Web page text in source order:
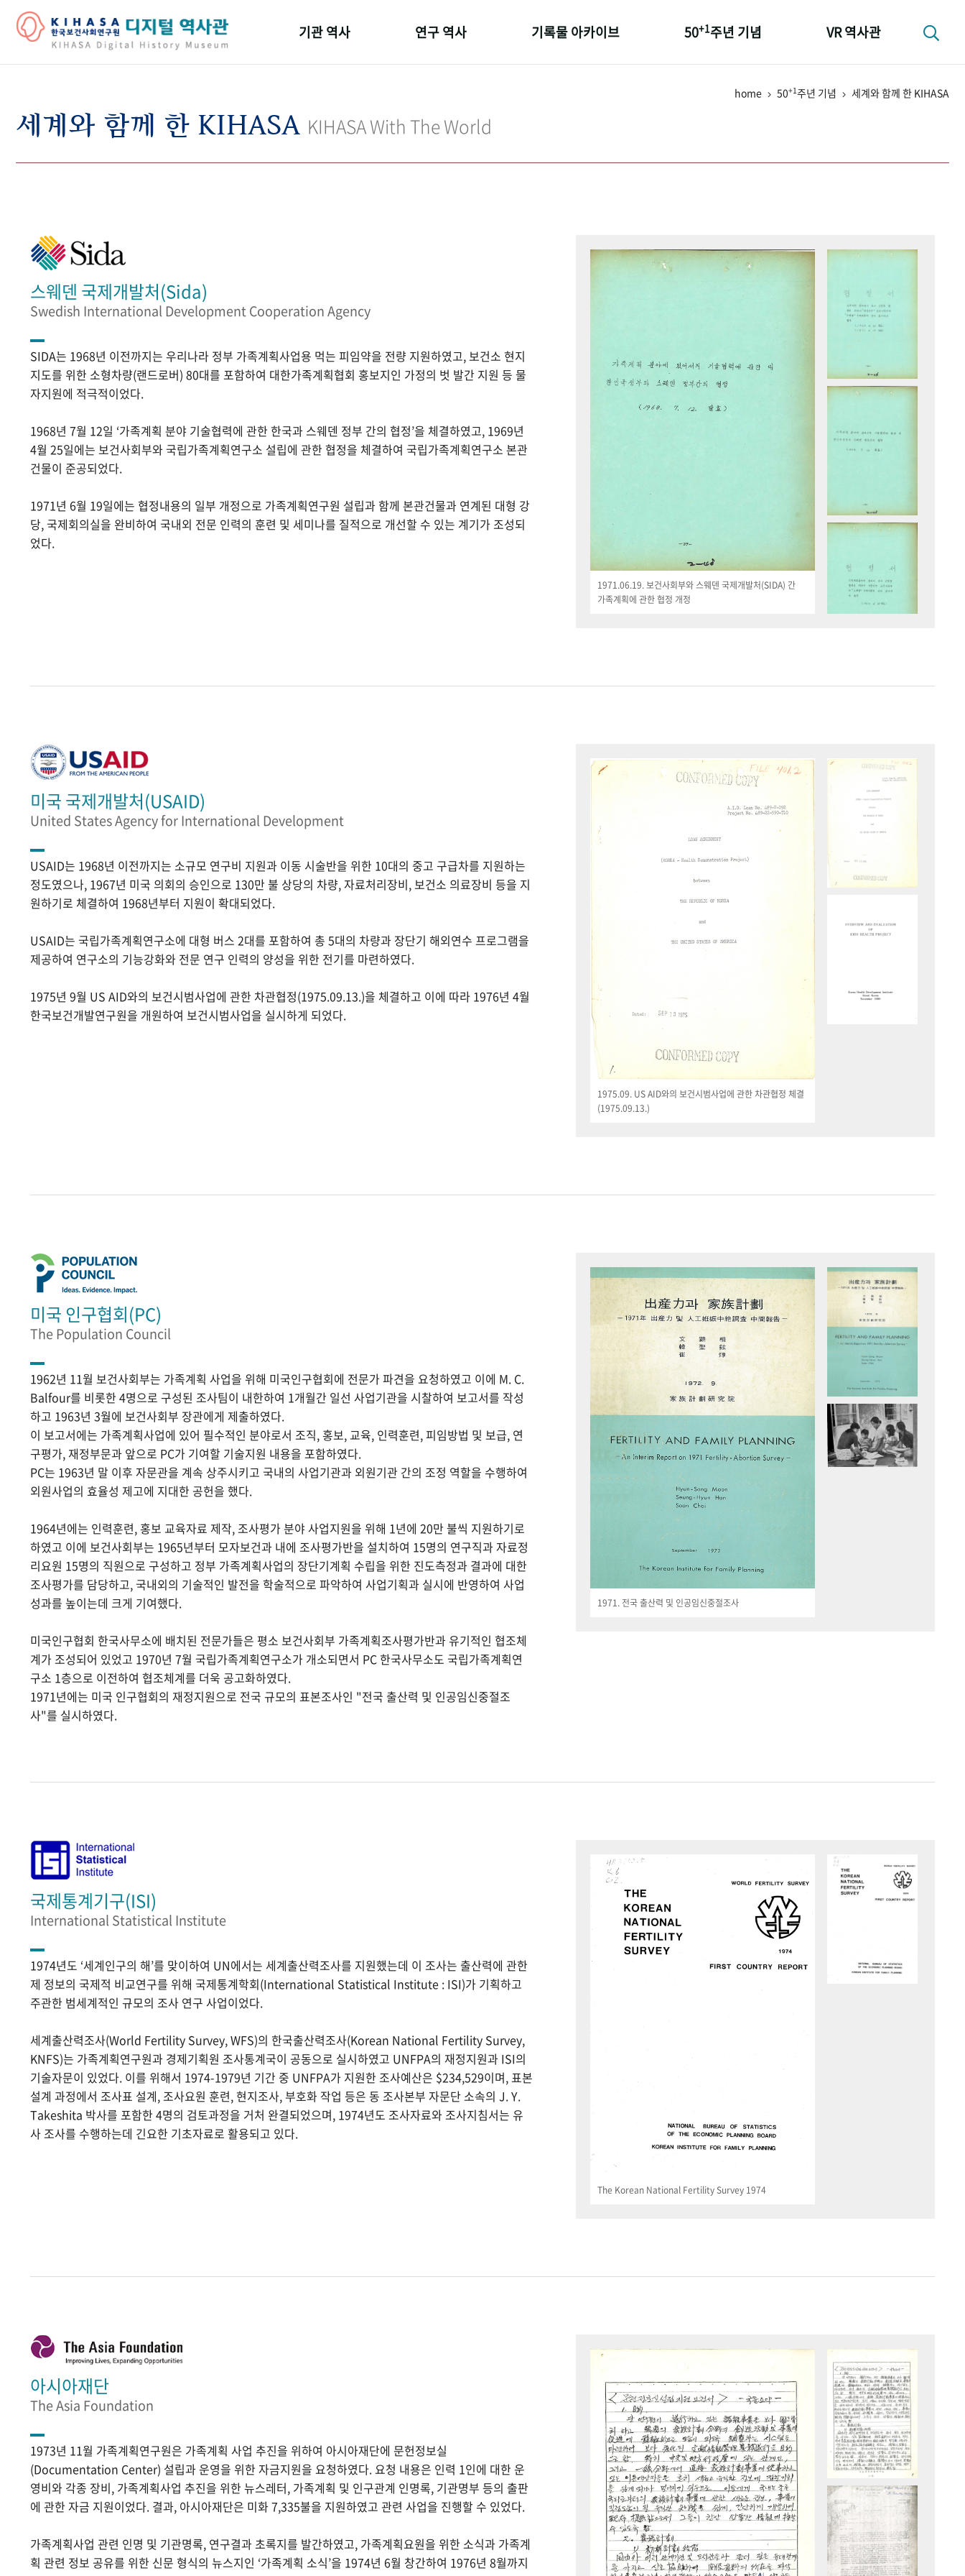
기관 역사 연구 역사
키워드로 보는 연구 역사
기록물 아카이브 50+1주년 기념
성과 50선
VR 역사관
home 50+1주년 기념 세계와 함께 한 KIHASA
세계와 함께 한 KIHASA KIHASA With The World
스웨덴 국제개발처(Sida)
Swedish International Development Cooperation Agency
SIDA는 1968년 이전까지는 우리나라 정부 가족계획사업용 먹는 피임약을 전량 지원하였고, 보건소 현지
지도를 위한 소형차량(랜드로버) 80대를 포함하여 대한가족계획협회 홍보지인 가정의 벗 발간 지원 등 물
자지원에 적극적이었다.
1968년 7월 12일 ‘가족계획 분야 기술협력에 관한 한국과 스웨덴 정부 간의 협정’을 체결하였고, 1969년
4월 25일에는 보건사회부와 국립가족계획연구소 설립에 관한 협정을 체결하여 국립가족계획연구소 본관
건물이 준공되었다.
1971년 6월 19일에는 협정내용의 일부 개정으로 가족계획연구원 설립과 함께 본관건물과 연계된 대형 강
당, 국제회의실을 완비하여 국내외 전문 인력의 훈련 및 세미나를 질적으로 개선할 수 있는 계기가 조성되
었다.
1971.06.19. 보건사회부와 스웨덴 국제개발처(SIDA) 간
가족계획에 관한 협정 개정
미국 국제개발처(USAID)
United States Agency for International Development
USAID는 1968년 이전까지는 소규모 연구비 지원과 이동 시술반을 위한 10대의 중고 구급차를 지원하는
정도였으나, 1967년 미국 의회의 승인으로 130만 불 상당의 차량, 자료처리장비, 보건소 의료장비 등을 지
원하기로 체결하여 1968년부터 지원이 확대되었다.
USAID는 국립가족계획연구소에 대형 버스 2대를 포함하여 총 5대의 차량과 장단기 해외연수 프로그램을
제공하여 연구소의 기능강화와 전문 연구 인력의 양성을 위한 전기를 마련하였다.
1975년 9월 US AID와의 보건시범사업에 관한 차관협정(1975.09.13.)을 체결하고 이에 따라 1976년 4월
한국보건개발연구원을 개원하여 보건시범사업을 실시하게 되었다.
1975.09. US AID와의 보건시범사업에 관한 차관협정 체결
(1975.09.13.)
미국 인구협회(PC)
The Population Council
1962년 11월 보건사회부는 가족계획 사업을 위해 미국인구협회에 전문가 파견을 요청하였고 이에 M. C.
Balfour를 비롯한 4명으로 구성된 조사팀이 내한하여 1개월간 일선 사업기관을 시찰하여 보고서를 작성
하고 1963년 3월에 보건사회부 장관에게 제출하였다.
이 보고서에는 가족계획사업에 있어 필수적인 분야로서 조직, 홍보, 교육, 인력훈련, 피임방법 및 보급, 연
구평가, 재정부문과 앞으로 PC가 기여할 기술지원 내용을 포함하였다.
PC는 1963년 말 이후 자문관을 계속 상주시키고 국내의 사업기관과 외원기관 간의 조정 역할을 수행하여
외원사업의 효율성 제고에 지대한 공헌을 했다.
1964년에는 인력훈련, 홍보 교육자료 제작, 조사평가 분야 사업지원을 위해 1년에 20만 불씩 지원하기로
하였고 이에 보건사회부는 1965년부터 모자보건과 내에 조사평가반을 설치하여 15명의 연구직과 자료정
리요원 15명의 직원으로 구성하고 정부 가족계획사업의 장단기계획 수립을 위한 진도측정과 결과에 대한
조사평가를 담당하고, 국내외의 기술적인 발전을 학술적으로 파악하여 사업기획과 실시에 반영하여 사업
성과를 높이는데 크게 기여했다.
미국인구협회 한국사무소에 배치된 전문가들은 평소 보건사회부 가족계획조사평가반과 유기적인 협조체
계가 조성되어 있었고 1970년 7월 국립가족계획연구소가 개소되면서 PC 한국사무소도 국립가족계획연
구소 1층으로 이전하여 협조체계를 더욱 공고화하였다.
1971년에는 미국 인구협회의 재정지원으로 전국 규모의 표본조사인 "전국 출산력 및 인공임신중절조
사"를 실시하였다.
1971. 전국 출산력 및 인공임신중절조사
국제통계기구(ISI)
International Statistical Institute
1974년도 ‘세계인구의 해’를 맞이하여 UN에서는 세계출산력조사를 지원했는데 이 조사는 출산력에 관한
제 정보의 국제적 비교연구를 위해 국제통계학회(International Statistical Institute : ISI)가 기획하고
주관한 범세계적인 규모의 조사 연구 사업이었다.
세계출산력조사(World Fertility Survey, WFS)의 한국출산력조사(Korean National Fertility Survey,
KNFS)는 가족계획연구원과 경제기획원 조사통계국이 공동으로 실시하였고 UNFPA의 재정지원과 ISI의
기술자문이 있었다. 이를 위해서 1974-1979년 기간 중 UNFPA가 지원한 조사예산은 $234,529이며, 표본
설계 과정에서 조사표 설계, 조사요원 훈련, 현지조사, 부호화 작업 등은 동 조사본부 자문단 소속의 J. Y.
Takeshita 박사를 포함한 4명의 검토과정을 거처 완결되었으며, 1974년도 조사자료와 조사지침서는 유
사 조사를 수행하는데 긴요한 기초자료로 활용되고 있다.
The Korean National Fertility Survey 1974
아시아재단
The Asia Foundation
1973년 11월 가족계획연구원은 가족계획 사업 추진을 위하여 아시아재단에 문헌정보실
(Documentation Center) 설립과 운영을 위한 자금지원을 요청하였다. 요청 내용은 인력 1인에 대한 운
영비와 각종 장비, 가족계획사업 추진을 위한 뉴스레터, 가족계획 및 인구관계 인명록, 기관명부 등의 출판
에 관한 자금 지원이었다. 결과, 아시아재단은 미화 7,335불을 지원하였고 관련 사업을 진행할 수 있었다.
가족계획사업 관련 인명 및 기관명록, 연구결과 초록지를 발간하였고, 가족계획요원을 위한 소식과 가족계
획 관련 정보 공유를 위한 신문 형식의 뉴스지인 ‘가족계획 소식’을 1974년 6월 창간하여 1976년 8월까지